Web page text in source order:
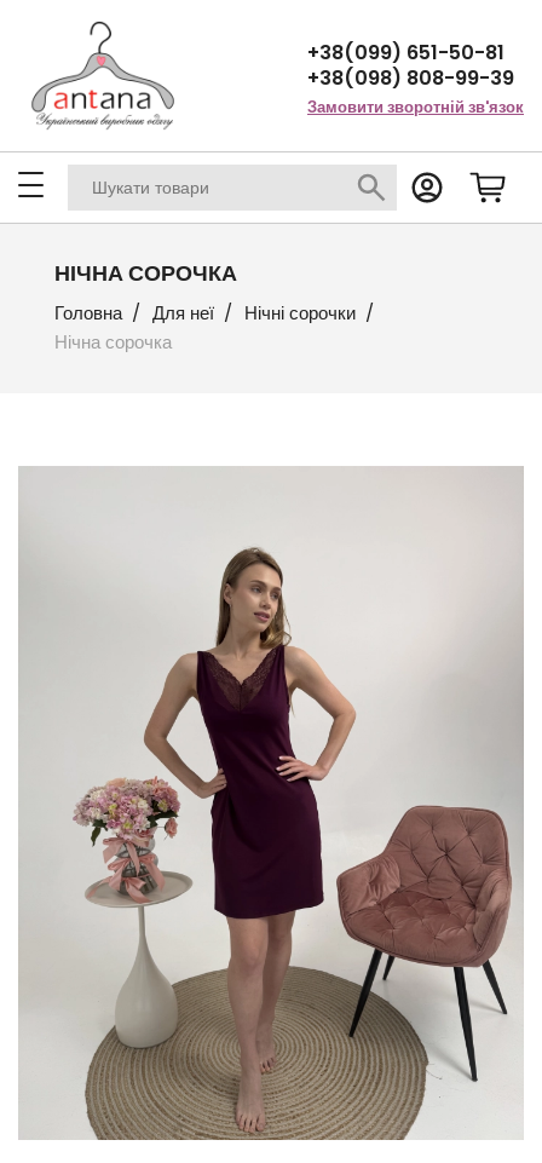
+38(099) 651-50-81
+38(098) 808-99-39
Замовити зворотній зв'язок
НІЧНА СОРОЧКА
Головна Для неї
Нічні сорочки
Нічна сорочка